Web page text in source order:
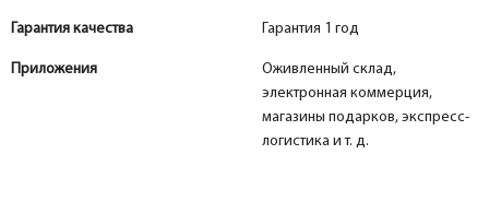
Гарантия качества Гарантия 1 год
Приложения
Оживленный склад,
электронная коммерция,
магазины подарков, экспресс-
логистика и т. д.